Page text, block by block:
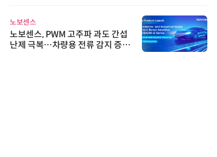
노보센스
노보센스, PWM 고주파 과도 간섭
난제 극복…차량용 전류 감지 증폭